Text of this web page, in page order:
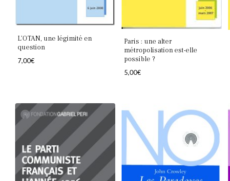
L’OTAN, une légimité en
question
7,00€
Paris : une alter
métropolisation est-elle
possible ?
5,00€